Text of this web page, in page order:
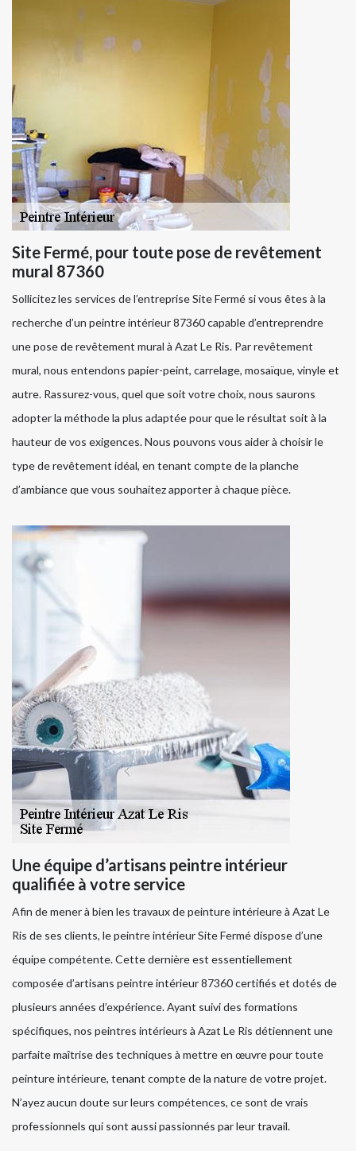
Site Fermé, pour toute pose de revêtement
mural 87360
Sollicitez les services de l’entreprise Site Fermé si vous êtes à la
recherche d’un peintre intérieur 87360 capable d’entreprendre
une pose de revêtement mural à Azat Le Ris. Par revêtement
mural, nous entendons papier-peint, carrelage, mosaïque, vinyle et
autre. Rassurez-vous, quel que soit votre choix, nous saurons
adopter la méthode la plus adaptée pour que le résultat soit à la
hauteur de vos exigences. Nous pouvons vous aider à choisir le
type de revêtement idéal, en tenant compte de la planche
d’ambiance que vous souhaitez apporter à chaque pièce.
Une équipe d’artisans peintre intérieur
qualifiée à votre service
Afin de mener à bien les travaux de peinture intérieure à Azat Le
Ris de ses clients, le peintre intérieur Site Fermé dispose d’une
équipe compétente. Cette dernière est essentiellement
composée d’artisans peintre intérieur 87360 certifiés et dotés de
plusieurs années d’expérience. Ayant suivi des formations
spécifiques, nos peintres intérieurs à Azat Le Ris détiennent une
parfaite maîtrise des techniques à mettre en œuvre pour toute
peinture intérieure, tenant compte de la nature de votre projet.
N’ayez aucun doute sur leurs compétences, ce sont de vrais
professionnels qui sont aussi passionnés par leur travail.